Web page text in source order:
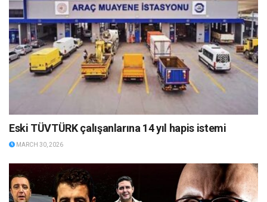
Eski TÜVTÜRK çalışanlarına 14 yıl hapis istemi
MARCH 30, 2026